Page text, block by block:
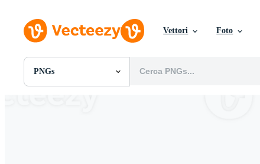
Vettori Foto
PNGs
Tutte Immagini